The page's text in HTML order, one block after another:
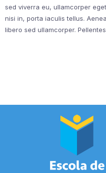
sed viverra eu, ullamcorper
nisi in, porta iaculis tellus.
libero sed ullamcorper.